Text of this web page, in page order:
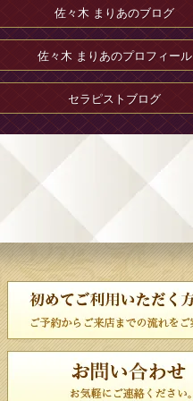
佐々木 まりあのブログ
佐々木 まりあのプロフィール
セラピストブログ